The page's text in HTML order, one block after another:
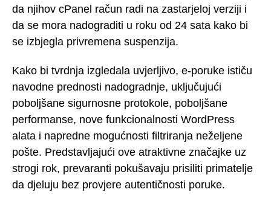
da njihov cPanel račun radi na zastarjeloj verziji i
da se mora nadograditi u roku od 24 sata kako bi
se izbjegla privremena suspenzija.
Kako bi tvrdnja izgledala uvjerljivo, e-poruke ističu
navodne prednosti nadogradnje, uključujući
poboljšane sigurnosne protokole, poboljšane
performanse, nove funkcionalnosti WordPress
alata i napredne mogućnosti filtriranja neželjene
pošte. Predstavljajući ove atraktivne značajke uz
strogi rok, prevaranti pokušavaju prisiliti primatelje
da djeluju bez provjere autentičnosti poruke.